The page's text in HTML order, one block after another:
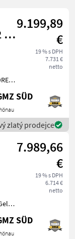
V
9.199,89
€
19 % s DPH
7.731 €
netto
3/8"
SÜD
zlatý prodejce
7.989,66
€
19 % s DPH
6.714 €
netto
SÜD